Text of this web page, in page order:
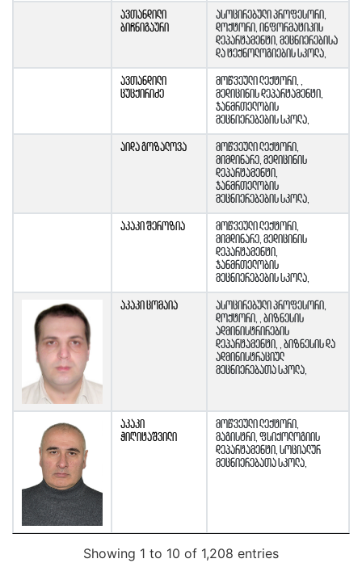
ავთანდილი
ბიჩნიგაური
ასოცირებული პროფესორი,
დოქტორი, ინფორმატიკის
დეპარტამენტი, მეცნიერებისა
და ტექნოლოგიების სკოლა,
ავთანდილი
ცუცქირიძე
მოწვეული ლექტორი, ,
მედიცინის დეპარტამენტი,
ჯანმრთელობის
მეცნიერებების სკოლა,
აიდა გოზალოვა
მოწვეული ლექტორი,
მიმდინარე, მედიცინის
დეპარტამენტი,
ჯანმრთელობის
მეცნიერებების სკოლა,
აკაკი შეროზია
მოწვეული ლექტორი,
მიმდინარე, მედიცინის
დეპარტამენტი,
ჯანმრთელობის
მეცნიერებების სკოლა,
აკაკი ცომაია
ასოცირებული პროფესორი,
დოქტორი, , ბიზნესის
ადმინისტრირების
დეპარტამენტი, , ბიზნესის და
ადმინისტრაციულ
მეცნიერებათა სკოლა,
აკაკი
ჭიღიტაშვილი
მოწვეული ლექტორი,
მაგისტრი, ფსიქოლოგიის
დეპარტამენტი, სოციალურ
მეცნიერებათა სკოლა,
Showing 1 to 10 of 1,208 entries